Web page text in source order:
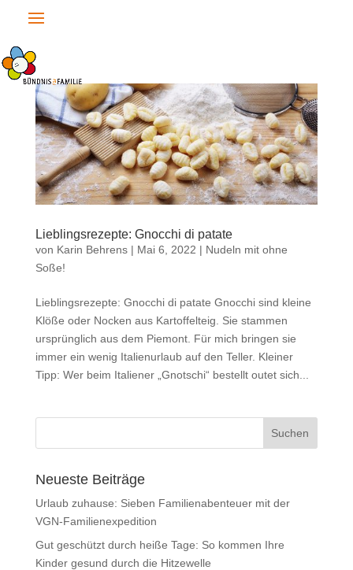
Lieblingsrezepte: Gnocchi di patate
von Karin Behrens| Mai 6, 2022 | Nudeln mit ohne
Soße!
Lieblingsrezepte: Gnocchi di patate Gnocchi sind kleine
Klöße oder Nocken aus Kartoffelteig. Sie stammen
ursprünglich aus dem Piemont. Für mich bringen sie
immer ein wenig Italienurlaub auf den Teller. Kleiner
Tipp: Wer beim Italiener „Gnotschi“ bestellt outet sich...
Neueste Beiträge
Urlaub zuhause: Sieben Familienabenteuer mit der
VGN-Familienexpedition
Gut geschützt durch heiße Tage: So kommen Ihre
Kinder gesund durch die Hitzewelle